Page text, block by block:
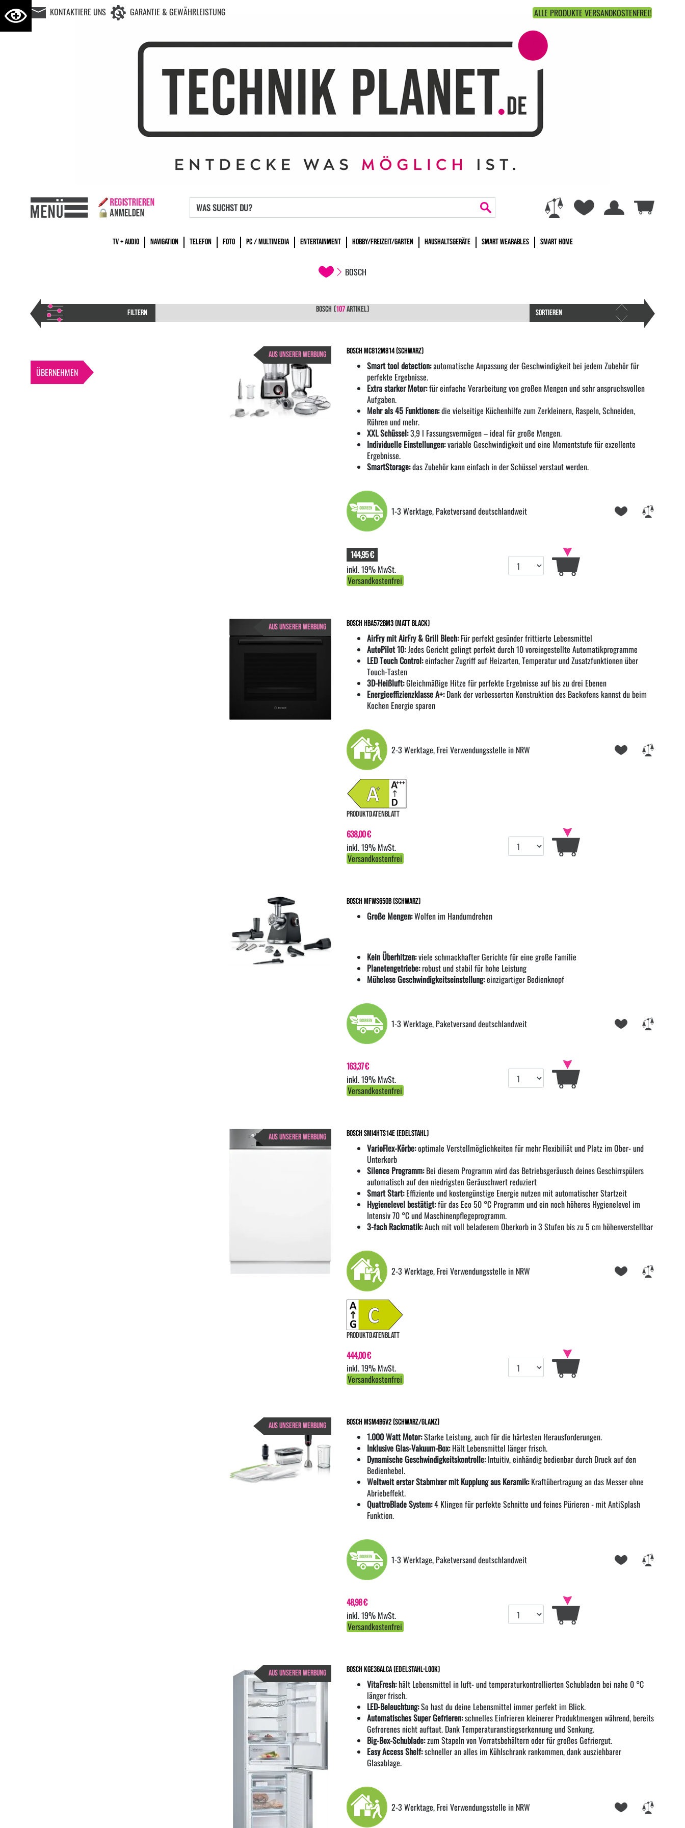
KONTAKTIERE UNS GARANTIE & GEWÄHRLEISTUNG ALLE PRODUKTE VERSANDKOSTENFREI!
TV + AUDIO NAVIGATION TELEFON FOTO PC / MULTIMEDIA ENTERTAINMENT HOBBY/FREIZEIT/GARTEN HAUSHALTSGERÄTE SMART WEARABLES SMART HOME
BOSCH
FILTERN BOSCH (107ARTIKEL) SORTIEREN
ÜBERNEHMEN
AUS UNSERER WERBUNG Bosch MC812M814 (Schwarz)
Smart tool detection:automatische Anpassung der Geschwindigkeit bei jedem Zubehör für
perfekte Ergebnisse.
Extra starker Motor:für einfache Verarbeitung von großen Mengen und sehr anspruchsvollen
Aufgaben.
Mehr als 45 Funktionen:die vielseitige Küchenhilfe zum Zerkleinern, Raspeln, Schneiden,
Rühren und mehr.
XXL Schüssel:3,9 l Fassungsvermögen – ideal für große Mengen.
Individuelle Einstellungen:variable Geschwindigkeit und eine Momentstufe für exzellente
Ergebnisse.
SmartStorage:das Zubehör kann einfach in der Schüssel verstaut werden.
1-3 Werktage, Paketversand deutschlandweit
144,95 €
inkl. 19% MwSt.
Versandkostenfrei
AUS UNSERER WERBUNG Bosch HBA572BM3 (matt black)
AirFry mit AirFry & Grill Blech:Für perfekt gesünder frittierte Lebensmittel
AutoPilot 10:Jedes Gericht gelingt perfekt durch 10 voreingestellte Automatikprogramme
LED Touch Control:einfacher Zugriff auf Heizarten, Temperatur und Zusatzfunktionen über
Touch-Tasten
3D-Heißluft:Gleichmäßige Hitze für perfekte Ergebnisse auf bis zu drei Ebenen
Energieeffizienzklasse A+:Dank der verbesserten Konstruktion des Backofens kannst du beim
Kochen Energie sparen
2-3 Werktage, Frei Verwendungsstelle in NRW
PRODUKTDATENBLATT
638,00 €
inkl. 19% MwSt.
Versandkostenfrei
Bosch MFWS650B (Schwarz)
Große Mengen:Wolfen im Handumdrehen
Kein Überhitzen:viele schmackhafter Gerichte für eine große Familie
Planetengetriebe:robust und stabil für hohe Leistung
Mühelose Geschwindigkeitseinstellung:einzigartiger Bedienknopf
1-3 Werktage, Paketversand deutschlandweit
163,37 €
inkl. 19% MwSt.
Versandkostenfrei
AUS UNSERER WERBUNG Bosch SMI4HTS14E (edelstahl)
VarioFlex-Körbe:optimale Verstellmöglichkeiten für mehr Flexibiliät und Platz im Ober- und
Unterkorb
Silence Programm:Bei diesem Programm wird das Betriebsgeräusch deines Geschirrspülers
automatisch auf den niedrigsten Geräuschwert reduziert
Smart Start:Effiziente und kostengünstige Energie nutzen mit automatischer Startzeit
Hygienelevel bestätigt:für das Eco 50 °C Programm und ein noch höheres Hygienelevel im
Intensiv 70 °C und Maschinenpflegeprogramm.
3-fach Rackmatik:Auch mit voll beladenem Oberkorb in 3 Stufen bis zu 5 cm höhenverstellbar
2-3 Werktage, Frei Verwendungsstelle in NRW
PRODUKTDATENBLATT
444,00 €
inkl. 19% MwSt.
Versandkostenfrei
AUS UNSERER WERBUNG Bosch MSM4B6V2 (schwarz/glanz)
1.000 Watt Motor:Starke Leistung, auch für die härtesten Herausforderungen.
Inklusive Glas-Vakuum-Box:Hält Lebensmittel länger frisch.
Dynamische Geschwindigkeitskontrolle:Intuitiv, einhändig bedienbar durch Druck auf den
Bedienhebel.
Weltweit erster Stabmixer mit Kupplung aus Keramik:Kraftübertragung an das Messer ohne
Abriebeffekt.
QuattroBlade System:4 Klingen für perfekte Schnitte und feines Pürieren - mit AntiSplash
Funktion.
1-3 Werktage, Paketversand deutschlandweit
48,98 €
inkl. 19% MwSt.
Versandkostenfrei
AUS UNSERER WERBUNG Bosch KGE36ALCA (edelstahl-Look)
VitaFresh:hält Lebensmittel in luft- und temperaturkontrollierten Schubladen bei nahe 0 °C
länger frisch.
LED-Beleuchtung:So hast du deine Lebensmittel immer perfekt im Blick.
Automatisches Super Gefrieren:schnelles Einfrieren kleinerer Produktmengen während, bereits
Gefrorenes nicht auftaut. Dank Temperaturanstiegserkennung und Senkung.
Big-Box-Schublade:zum Stapeln von Vorratsbehältern oder für großes Gefriergut.
Easy Access Shelf:schneller an alles im Kühlschrank rankommen, dank ausziehbarer
Glasablage.
2-3 Werktage, Frei Verwendungsstelle in NRW